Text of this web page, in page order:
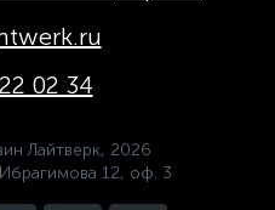
02 34
Лайтверк, 2026
12, оф. 3